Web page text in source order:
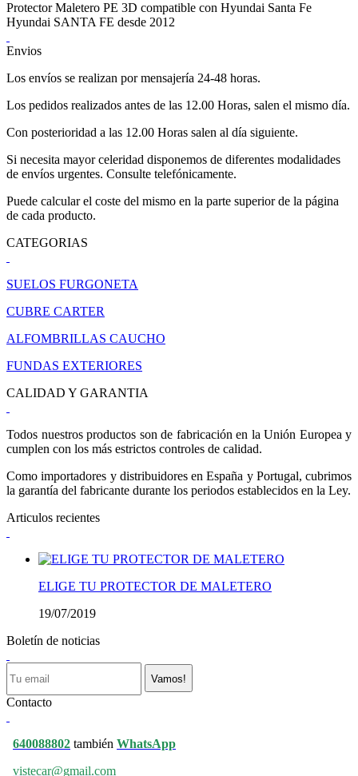
Protector Maletero PE 3D compatible con Hyundai Santa Fe
Hyundai SANTA FE desde 2012
Envios
Los envíos se realizan por mensajería 24-48 horas.
Los pedidos realizados antes de las 12.00 Horas, salen el mismo día.
Con posterioridad a las 12.00 Horas salen al día siguiente.
Si necesita mayor celeridad disponemos de diferentes modalidades
de envíos urgentes. Consulte telefónicamente.
Puede calcular el coste del mismo en la parte superior de la página
de cada producto.
CATEGORIAS
SUELOS FURGONETA
CUBRE CARTER
ALFOMBRILLAS CAUCHO
FUNDAS EXTERIORES
CALIDAD Y GARANTIA
Todos nuestros productos son de fabricación en la Unión Europea y
cumplen con los más estrictos controles de calidad.
Como importadores y distribuidores en España y Portugal, cubrimos
la garantía del fabricante durante los periodos establecidos en la Ley.
Articulos recientes
ELIGE TU PROTECTOR DE MALETERO
19/07/2019
Boletín de noticias
Vamos!
Contacto
640088802 también WhatsApp
vistecar@gmail.com